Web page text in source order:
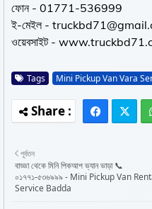
ফোন - 01771-536999
ই-মেইল -
ওয়েবসাইট -
Tags Mini Pickup Van Vara
পূর্বতন
বাড্ডা থেকে মিনি পিকআপ ভ্যান ভাড়া 📞
০১৭৭১-৫৩৬৯৯৯ - Mini Pickup Van
Service Badda